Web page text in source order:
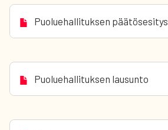
Puoluehallituksen päätösesitys
Puoluehallituksen lausunto